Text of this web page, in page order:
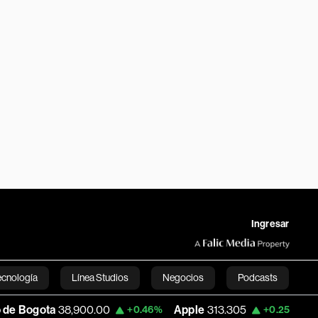
Ingresar
Línea Studios Negocios Podcasts
English +0.46% Apple 313.305 +0.25% USD COP